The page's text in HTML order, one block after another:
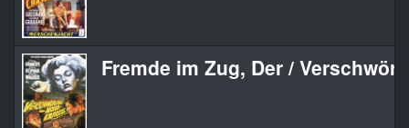
Fremde im Zug, Der /